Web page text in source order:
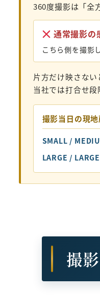
360度撮影は「全
通常撮影の
こちら側を撮影
片方だけ映さな
当社では打合せ
撮影当日の現地
SMALL /
LARGE /
撮